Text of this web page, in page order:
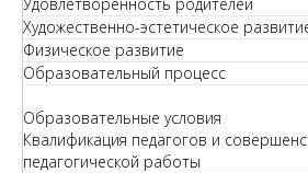
Художественно-эстетическое
Физическое развитие
Образовательный процесс
Образовательные условия
Квалификация педагогов и
педагогической работы